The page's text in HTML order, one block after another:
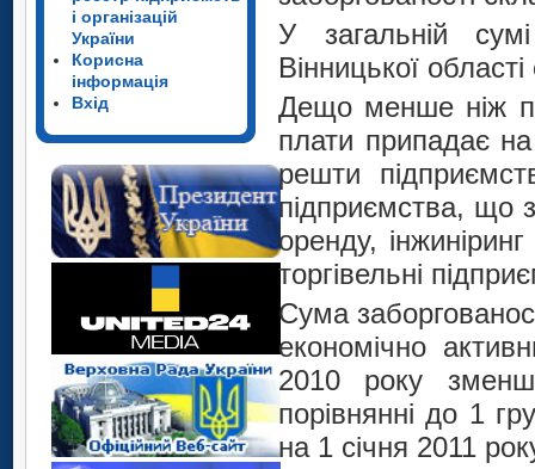
і організацій
України
Корисна
інформація
Вхід
У загальній
Вінницької
Дещо менше ніж
плати припадає
решти
підприємства, що
оренду,
торгівельні
Сума
економічно
2010 року
порівнянні до 1
на 1 січня 2011